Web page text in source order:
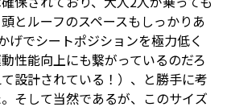
とルーフのスペースもしっかりあ
げでシートポジションを極力低く
性能向上にも繋がっているのだろ
設計されている！）、と勝手に考
そして当然であるが、このサイズ